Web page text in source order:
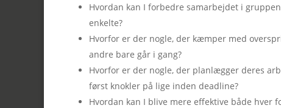
Hvordan kan I forbedre samarbejdet i
enkelte?
Hvorfor er der nogle, der kæmper med
andre bare går i gang?
Hvorfor er der nogle, der planlægger deres
først knokler på lige inden deadline?
Hvordan kan I blive mere effektive både hver